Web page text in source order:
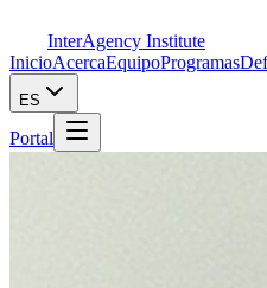
InterAgency Institute
InicioAcercaEquipoProgramas
ES
Portal